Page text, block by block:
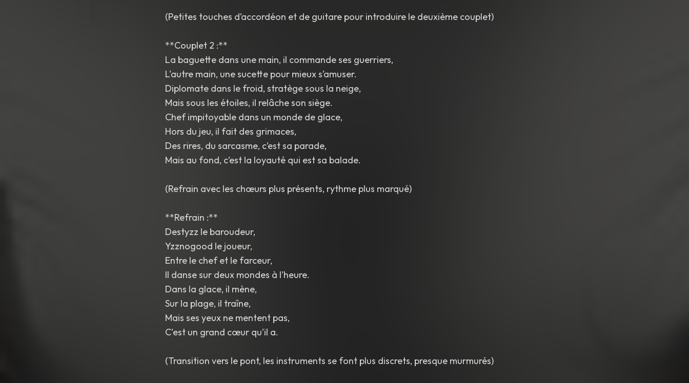
(Petites touches d’accordéon et de guitare pour introduire le deuxième couplet)
**Couplet 2 :**
La baguette dans une main, il commande ses guerriers,
L'autre main, une sucette pour mieux s’amuser.
Diplomate dans le froid, stratège sous la neige,
Mais sous les étoiles, il relâche son siège.
Chef impitoyable dans un monde de glace,
Hors du jeu, il fait des grimaces,
Des rires, du sarcasme, c’est sa parade,
Mais au fond, c’est la loyauté qui est sa balade.
(Refrain avec les chœurs plus présents, rythme plus marqué)
**Refrain :**
Destyzz le baroudeur,
Yzznogood le joueur,
Entre le chef et le farceur,
Il danse sur deux mondes à l'heure.
Dans la glace, il mène,
Sur la plage, il traîne,
Mais ses yeux ne mentent pas,
C'est un grand cœur qu'il a.
(Transition vers le pont, les instruments se font plus discrets, presque murmurés)